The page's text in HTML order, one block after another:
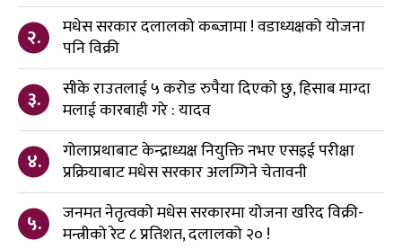
२.
मधेस सरकार दलालको कब्जामा ! वडाध्यक्षको योजना
पनि विक्री
३.
सीके राउतलाई ५ करोड रुपैया दिएको छु, हिसाब माग्दा
मलाई कारबाही गरे : यादव
४.
गोलाप्रथाबाट केन्द्राध्यक्ष नियुक्ति नभए एसइई परीक्षा
प्रक्रियाबाट मधेस सरकार अलग्गिने चेतावनी
५.
जनमत नेतृत्वको मधेस सरकारमा योजना खरिद विक्री-
मन्त्रीको रेट ८ प्रतिशत, दलालको २० !